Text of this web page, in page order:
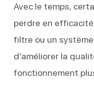
Avec le temps,
perdre en
filtre ou un
d’améliorer la
fonctionnement